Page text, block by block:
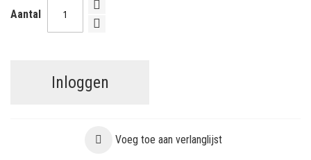
Aantal
Inloggen
Voeg toe aan verlanglijst